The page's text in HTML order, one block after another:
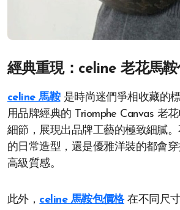
經典重現：celine 老花馬
celine 馬鞍是時尚迷們爭相收藏的
用品牌經典的 Triomphe Canvas 老
細節，展現出品牌工藝的極致細膩
的日常造型，還是優雅洋裝的都會
高級質感。
此外， celine 馬鞍包價格在不同尺